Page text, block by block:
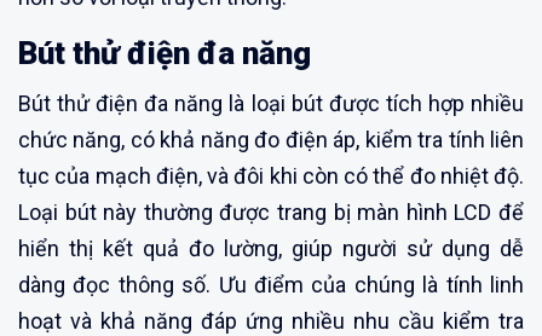
Bút thử điện đa năng
Bút thử điện đa năng là loại bút được tích hợp nhiều
chức năng, có khả năng đo điện áp, kiểm tra tính liên
tục của mạch điện, và đôi khi còn có thể đo nhiệt độ.
Loại bút này thường được trang bị màn hình LCD để
hiển thị kết quả đo lường, giúp người sử dụng dễ
dàng đọc thông số. Ưu điểm của chúng là tính linh
hoạt và khả năng đáp ứng nhiều nhu cầu kiểm tra